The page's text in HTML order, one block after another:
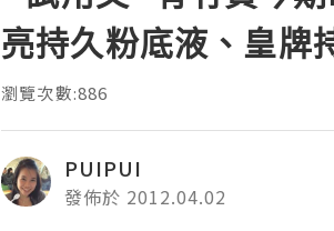
亮持久粉底液、皇牌
瀏覽次數:886
PUIPUI
發佈於 2012.04.02